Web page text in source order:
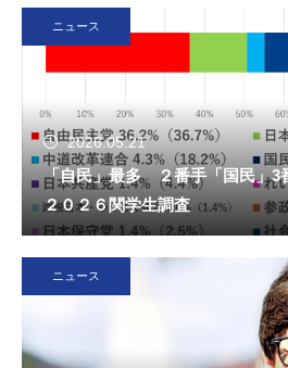
ニュース
2026.05.21
「自民」最多 ２番手「国民」
２０２６関学生調査
ニュース